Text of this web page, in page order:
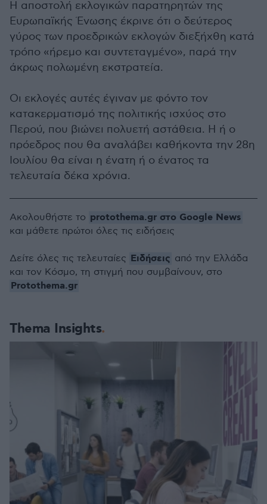
Η αποστολή εκλογικών παρατηρητών της
Ευρωπαϊκής Ένωσης έκρινε ότι ο δεύτερος
γύρος των προεδρικών εκλογών διεξήχθη κατά
τρόπο «ήρεμο και συντεταγμένο», παρά την
άκρως πολωμένη εκστρατεία.
Οι εκλογές αυτές έγιναν με φόντο τον
κατακερματισμό της πολιτικής ισχύος στο
Περού, που βιώνει πολυετή αστάθεια. Η ή ο
πρόεδρος που θα αναλάβει καθήκοντα την 28η
Ιουλίου θα είναι η ένατη ή ο ένατος τα
τελευταία δέκα χρόνια.
Thema Insights
Ακολουθήστε το protothema.gr στο Google News
και μάθετε πρώτοι όλες τις ειδήσεις
Δείτε όλες τις τελευταίες Ειδήσεις από την Ελλάδα
και τον Κόσμο, τη στιγμή που συμβαίνουν, στο
Protothema.gr